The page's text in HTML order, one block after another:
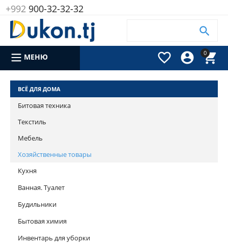
+992900-32-32-32
0




МЕНЮ
ВСЁ ДЛЯ ДОМА
Битовая техника
Текстиль
Мебель
Хозяйственные товары
Кухня
Ванная. Туалет
Будильники
Бытовая химия
Инвентарь для уборки